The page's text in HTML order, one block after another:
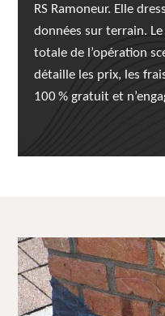
RS Ramoneur. Elle
données sur terrain.
totale de l’opération
détaille les prix, les
100 % gratuit et